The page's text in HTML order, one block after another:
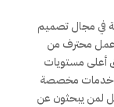
في مجال تصميم
عمل محترف من
أعلى مستويات
خدمات مخصصة
لمن يبحثون عن